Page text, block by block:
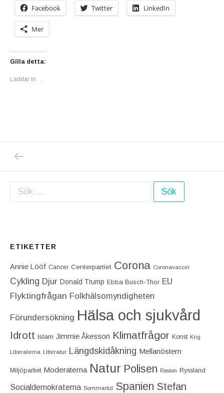
Facebook Twitter LinkedIn
Mer
Gilla detta:
Laddar in …
Inläggsnavigering
Sök efter:
ETIKETTER
Annie Lööf Cancer Centerpartiet‎ Corona Coronavaccin
Cykling Djur Donald Trump Ebba Busch-Thor EU
Flyktingfrågan Folkhälsomyndigheten
Förundersökning Hälsa och sjukvård
Idrott Islam Jimmie Åkesson Klimatfrågor Konst Krig
Liberalerna Litteratur Längdskidåkning Mellanöstern
Miljöpartiet Moderaterna Natur Polisen Rasism Ryssland
Socialdemokraterna Sommartid Spanien Stefan